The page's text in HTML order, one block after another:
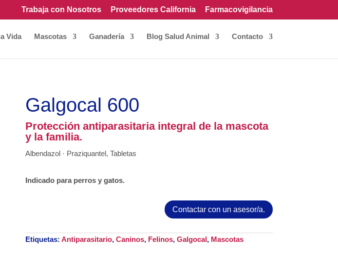
Trabaja con Nosotros Proveedores California Farmacovigilancia
Vida Mascotas Ganadería Blog Salud Animal Contacto
Galgocal 600
Protección antiparasitaria integral de la mascota
y la familia.
Albendazol · Praziquantel, Tabletas
Indicado para perros y gatos.
Contactar con un asesor/a.
Etiquetas: Antiparasitario, Caninos, Felinos, Galgocal, Mascotas